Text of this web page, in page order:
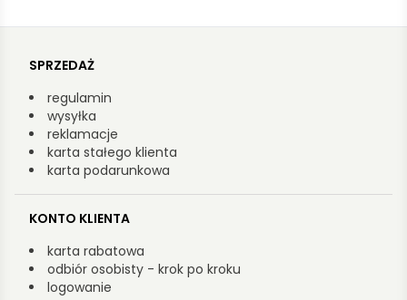
SPRZEDAŻ
regulamin
wysyłka
reklamacje
karta stałego klienta
karta podarunkowa
KONTO KLIENTA
karta rabatowa
odbiór osobisty - krok po kroku
logowanie